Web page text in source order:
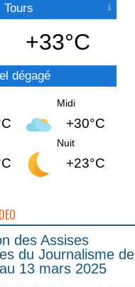
Tours
+33°C
dégagé
Midi
+30°C
Nuit
+23°C
des Assises
du Journalisme de
13 mars 2025